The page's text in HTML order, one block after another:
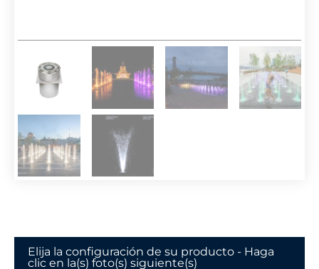
Elija la configuración de su producto - Haga
clic en la(s) foto(s) siguiente(s)